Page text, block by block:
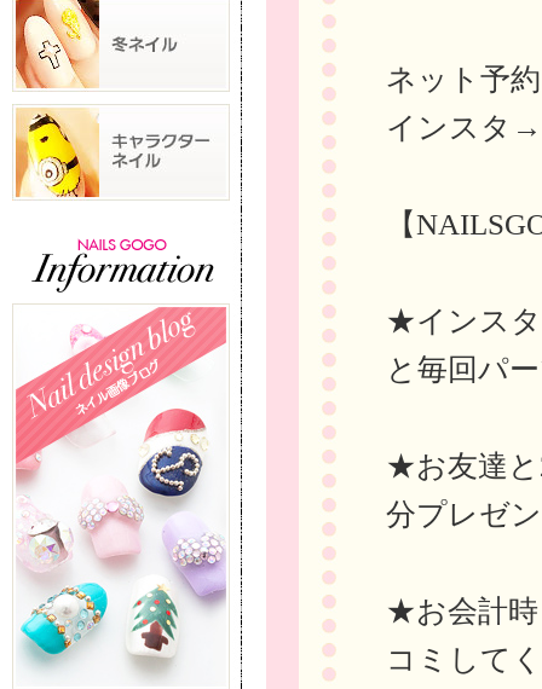
ネット予
インスタ
【
★インスタ
と毎回パ
★お友達と
分プレゼ
★お会計時
コミして